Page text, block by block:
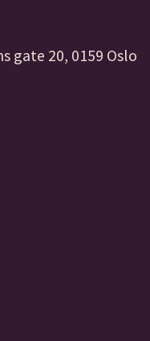
gate 20, 0159 Oslo